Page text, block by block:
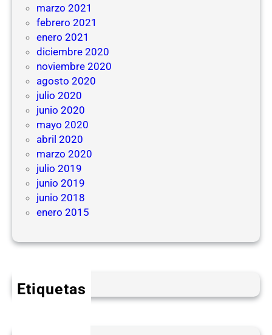
marzo 2021
febrero 2021
enero 2021
diciembre 2020
noviembre 2020
agosto 2020
julio 2020
junio 2020
mayo 2020
abril 2020
marzo 2020
julio 2019
junio 2019
junio 2018
enero 2015
Etiquetas